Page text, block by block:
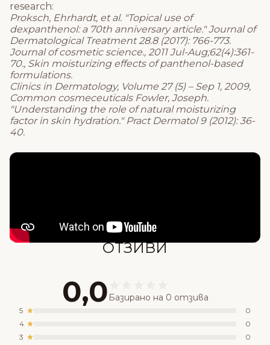
research:
Proksch, Ehrhardt, et al. "Topical use of
dexpanthenol: a 70th anniversary article." Journal of
Dermatological Treatment 28.8 (2017): 766-773.
Journal of cosmetic science., 2011 Jul-Aug;62(4):361-
70., Skin moisturizing effects of panthenol-based
formulations.
Clinics in Dermatology, Volume 27 (5) – Sep 1, 2009,
Common cosmeceuticals Fowler, Joseph.
"Understanding the role of natural moisturizing
factor in skin hydration." Pract Dermatol 9 (2012): 36-
40.
ОТЗИВИ
0,0 Базирано на 0 отзива
5
0
4
0
3
0